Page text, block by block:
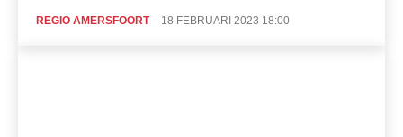
REGIO AMERSFOORT 18 FEBRUARI 2023 18:00